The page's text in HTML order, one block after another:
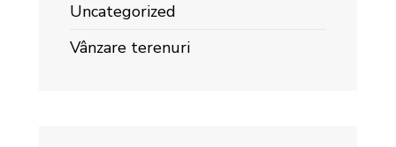
Uncategorized
Vânzare terenuri